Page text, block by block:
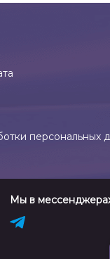
персональных
Мы в